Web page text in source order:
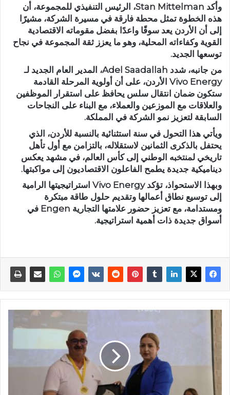
وأكد Stan Mittelman، الرئيس التنفيذي للمجموعة، أن
هذه الخطوة تمثل محطة فارقة في مسيرة الشركة، مشيرًا
إلى أن الأردن يعد سوقًا واعدًا بفضل مقوماته الاقتصادية
القوية وكفاءاته المحلية، وهو ما يعزز ثقة المجموعة في نجاح
توسعها الجديد.
من جانبه، شدد Adel Saadallah، المدير العام الجديد لـ
Vivo Energy الأردن، على أن أولوية المرحلة القادمة
ستكون ضمان انتقال سلس يحافظ على استقرار الموظفين
والعلاقات مع الموزعين والعملاء، مع البناء على النجاحات
السابقة لتعزيز نمو الشركة في المملكة.
ويأتي هذا التحول في سنة استثنائية بالنسبة للأردن، الذي
يحتفل بالذكرى الثمانين لاستقلاله، بالتزامن مع أول تأهل
تاريخي لمنتخبه الوطني إلى كأس العالم، في مشهد يعكس
ديناميكية جديدة يطمح الفاعلون الاقتصاديون إلى مواكبتها.
وبهذا الاستحواذ، تؤكد Vivo Energy استراتيجيتها الرامية
إلى توسيع نطاق أعمالها وتقديم حلول طاقة مبتكرة
ومستدامة، مع تعزيز حضور علامتها التجارية Engen في
أسواق جديدة ذات أهمية استراتيجية.